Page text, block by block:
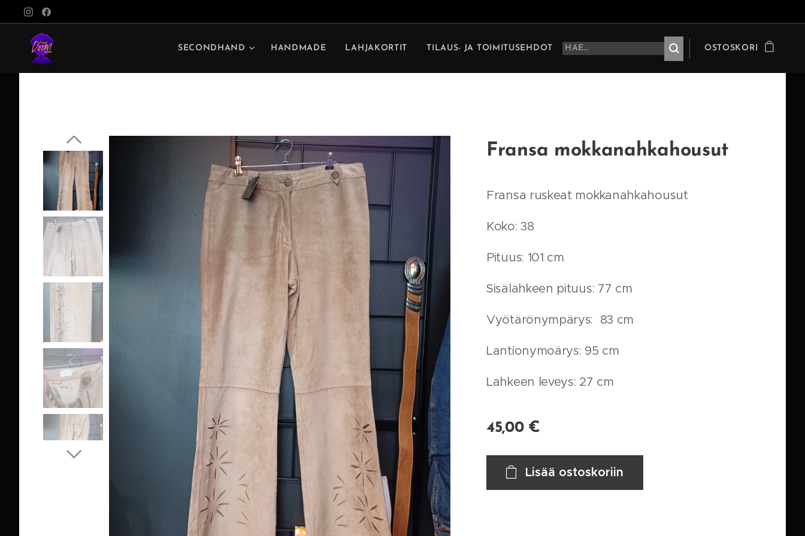
SECONDHAND HANDMADE LAHJAKORTIT TILAUS- JA TOIMITUSEHDOT OSTOSKORI
Fransa mokkanahkahousut
Fransa ruskeat mokkanahkahousut
Koko: 38
Pituus: 101 cm
Sisälahkeen pituus: 77 cm
Vyötärönympärys: 83 cm
Lantionymoärys: 95 cm
Lahkeen leveys: 27 cm
45,00€
Lisää ostoskoriin